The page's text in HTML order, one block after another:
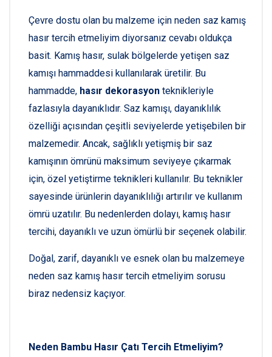
Çevre dostu olan bu malzeme için neden saz kamış
hasır tercih etmeliyim diyorsanız cevabı oldukça
basit. Kamış hasır, sulak bölgelerde yetişen saz
kamışı hammaddesi kullanılarak üretilir. Bu
hammadde, hasır dekorasyon teknikleriyle
fazlasıyla dayanıklıdır. Saz kamışı, dayanıklılık
özelliği açısından çeşitli seviyelerde yetişebilen bir
malzemedir. Ancak, sağlıklı yetişmiş bir saz
kamışının ömrünü maksimum seviyeye çıkarmak
için, özel yetiştirme teknikleri kullanılır. Bu teknikler
sayesinde ürünlerin dayanıklılığı artırılır ve kullanım
ömrü uzatılır. Bu nedenlerden dolayı, kamış hasır
tercihi, dayanıklı ve uzun ömürlü bir seçenek olabilir.
Doğal, zarif, dayanıklı ve esnek olan bu malzemeye
neden saz kamış hasır tercih etmeliyim sorusu
biraz nedensiz kaçıyor.
Neden Bambu Hasır Çatı Tercih Etmeliyim?